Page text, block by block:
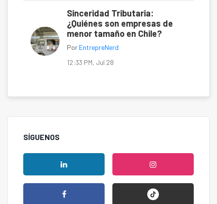
Sinceridad Tributaria:
¿Quiénes son empresas de
menor tamaño en Chile?
Por EntrepreNerd
12:33 PM, Jul 28
SÍGUENOS